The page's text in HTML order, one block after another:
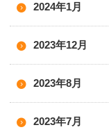
2024年1月
2023年12月
2023年8月
2023年7月